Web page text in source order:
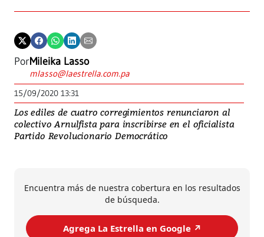
PorMileika Lasso
mlasso@laestrella.com.pa
15/09/2020 13:31
Los ediles de cuatro corregimientos renunciaron al
colectivo Arnulfista para inscribirse en el oficialista
Partido Revolucionario Democrático
Encuentra más de nuestra cobertura en los resultados
de búsqueda.
Agrega La Estrella en Google ↗️